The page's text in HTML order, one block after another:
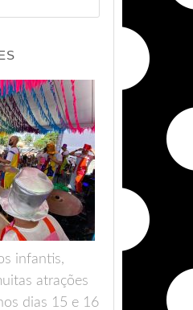
infantis,
atrações
dias 15 e 16